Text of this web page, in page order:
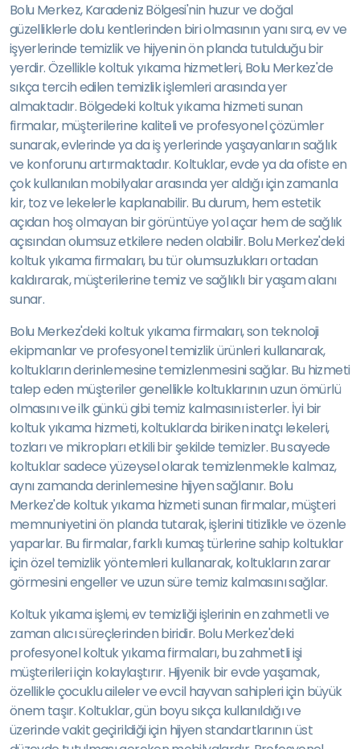
Bolu Merkez, Karadeniz Bölgesi'nin huzur ve doğal
güzelliklerle dolu kentlerinden biri olmasının yanı sıra, ev ve
işyerlerinde temizlik ve hijyenin ön planda tutulduğu bir
yerdir. Özellikle koltuk yıkama hizmetleri, Bolu Merkez'de
sıkça tercih edilen temizlik işlemleri arasında yer
almaktadır. Bölgedeki koltuk yıkama hizmeti sunan
firmalar, müşterilerine kaliteli ve profesyonel çözümler
sunarak, evlerinde ya da iş yerlerinde yaşayanların sağlık
ve konforunu artırmaktadır. Koltuklar, evde ya da ofiste en
çok kullanılan mobilyalar arasında yer aldığı için zamanla
kir, toz ve lekelerle kaplanabilir. Bu durum, hem estetik
açıdan hoş olmayan bir görüntüye yol açar hem de sağlık
açısından olumsuz etkilere neden olabilir. Bolu Merkez'deki
koltuk yıkama firmaları, bu tür olumsuzlukları ortadan
kaldırarak, müşterilerine temiz ve sağlıklı bir yaşam alanı
sunar.
Bolu Merkez'deki koltuk yıkama firmaları, son teknoloji
ekipmanlar ve profesyonel temizlik ürünleri kullanarak,
koltukların derinlemesine temizlenmesini sağlar. Bu hizmeti
talep eden müşteriler genellikle koltuklarının uzun ömürlü
olmasını ve ilk günkü gibi temiz kalmasını isterler. İyi bir
koltuk yıkama hizmeti, koltuklarda biriken inatçı lekeleri,
tozları ve mikropları etkili bir şekilde temizler. Bu sayede
koltuklar sadece yüzeysel olarak temizlenmekle kalmaz,
aynı zamanda derinlemesine hijyen sağlanır. Bolu
Merkez'de koltuk yıkama hizmeti sunan firmalar, müşteri
memnuniyetini ön planda tutarak, işlerini titizlikle ve özenle
yaparlar. Bu firmalar, farklı kumaş türlerine sahip koltuklar
için özel temizlik yöntemleri kullanarak, koltukların zarar
görmesini engeller ve uzun süre temiz kalmasını sağlar.
Koltuk yıkama işlemi, ev temizliği işlerinin en zahmetli ve
zaman alıcı süreçlerinden biridir. Bolu Merkez'deki
profesyonel koltuk yıkama firmaları, bu zahmetli işi
müşterileri için kolaylaştırır. Hijyenik bir evde yaşamak,
özellikle çocuklu aileler ve evcil hayvan sahipleri için büyük
önem taşır. Koltuklar, gün boyu sıkça kullanıldığı ve
üzerinde vakit geçirildiği için hijyen standartlarının üst